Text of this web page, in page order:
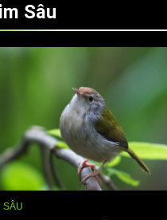
Sâu
SÂU